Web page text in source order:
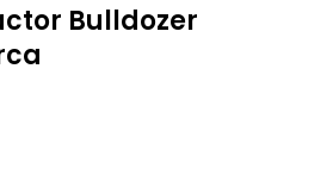
Bulldozer